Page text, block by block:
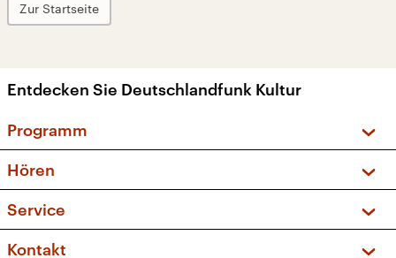
Zur Startseite
Entdecken Sie Deutschlandfunk Kultur
Programm
Sendungen und Podcasts
Musikliste
Kakadu – Das Kinderprogramm
Hören
Frequenzen (UKW + DAB+)
Service
FAQ
Kontakt